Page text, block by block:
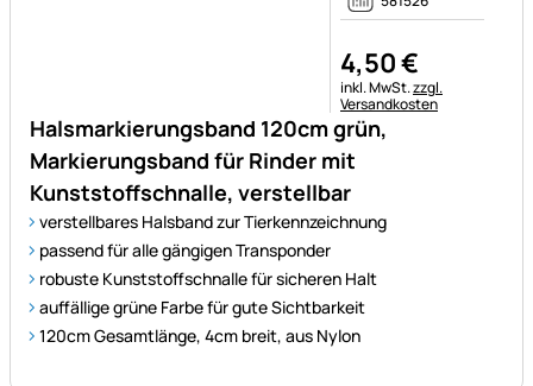
Halsmarkierungsband 120cm grün,
Markierungsband für Rinder mit
Kunststoffschnalle, verstellbar
verstellbares Halsband zur Tierkennzeichnung
passend für alle gängigen Transponder
robuste Kunststoffschnalle für sicheren Halt
auffällige grüne Farbe für gute Sichtbarkeit
120cm Gesamtlänge, 4cm breit, aus Nylon
4,50€
Steuerhinweis:
inkl. MwSt.zzgl.
Versandkosten